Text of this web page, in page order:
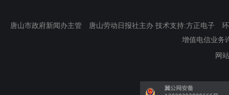
唐山市政府新闻办主管 唐山劳动日报社主办 技术支持:方正电子
增值电信业务
网